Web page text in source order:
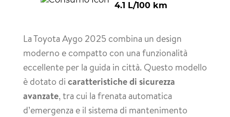
4.1 L/100 km
La Toyota Aygo 2025 combina un design
moderno e compatto con una funzionalità
eccellente per la guida in città. Questo modello
è dotato di caratteristiche di sicurezza
avanzate, tra cui la frenata automatica
d’emergenza e il sistema di mantenimento